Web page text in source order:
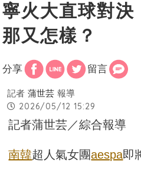
寧火大直球對
那又怎樣？
分享 留言
記者 蒲世芸 報導
2026/05/12 15:29
記者蒲世芸／綜合報導
南韓超人氣女團aespa即